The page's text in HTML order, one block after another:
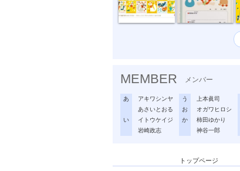
MEMBER メンバー
あ
アキワシンヤ
あさいとおる
い
イトウケイジ
岩崎政志
う
上本眞司
お
オガワヒロシ
か
柿田ゆかり
神谷一郎
トップページ